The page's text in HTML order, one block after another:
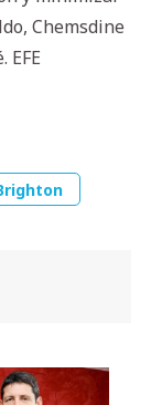
Chemsdine